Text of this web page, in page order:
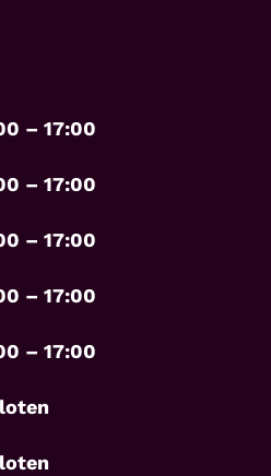
– 17:00
– 17:00
– 17:00
– 17:00
– 17:00